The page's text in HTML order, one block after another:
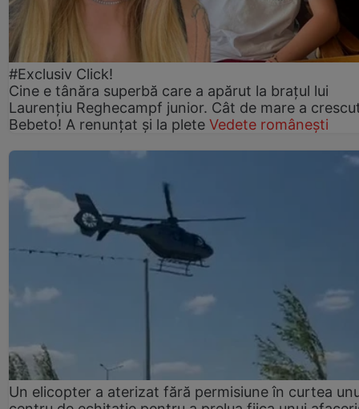
#Exclusiv Click!
Cine e tânăra superbă care a apărut la brațul lui
Laurențiu Reghecampf junior. Cât de mare a
Bebeto! A renunțat și la plete Vedete românești
Un elicopter a aterizat fără permisiune în curtea